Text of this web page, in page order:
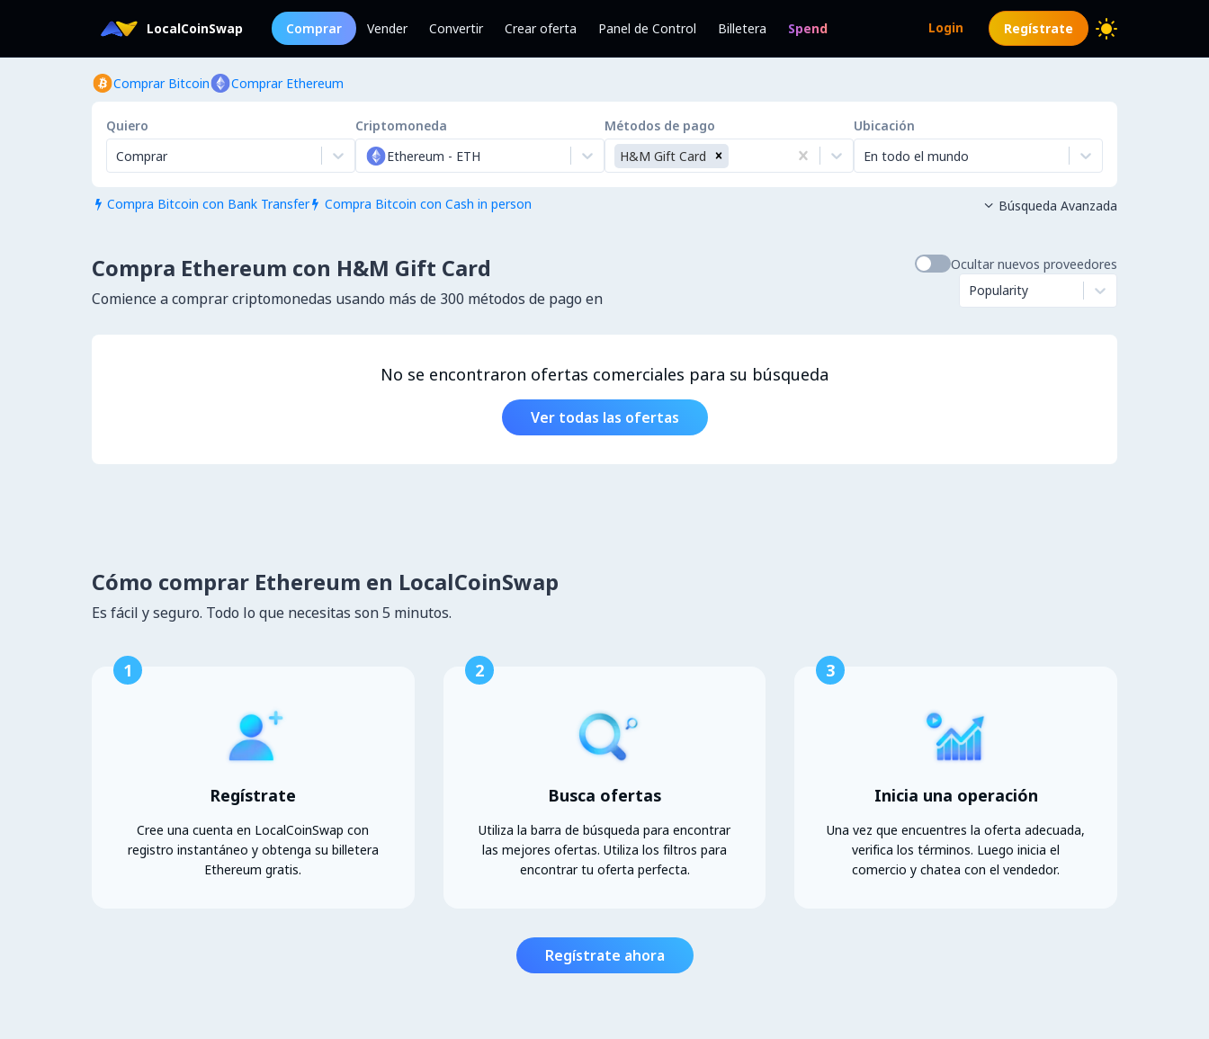
LocalCoinSwap Comprar Vender Convertir Crear oferta Panel de Control Billetera Spend Login Regístrate
Comprar Bitcoin Comprar Ethereum
Quiero
Comprar
Criptomoneda
Ethereum - ETH
Métodos de pago
H&M Gift Card
Ubicación
En todo el mundo
 Compra Bitcoin con Bank Transfer  Compra Bitcoin con Cash in person  Búsqueda Avanzada
Compra Ethereum con H&M Gift Card
Comience a comprar criptomonedas usando más de 300 métodos de pago en
Ocultar nuevos proveedores
Popularity
No se encontraron ofertas comerciales para su búsqueda
Ver todas las ofertas
Cómo comprar Ethereum en LocalCoinSwap
Es fácil y seguro. Todo lo que necesitas son 5 minutos.
1
Regístrate
Cree una cuenta en LocalCoinSwap con
registro instantáneo y obtenga su billetera
Ethereum gratis.
2
Busca ofertas
Utiliza la barra de búsqueda para encontrar
las mejores ofertas. Utiliza los filtros para
encontrar tu oferta perfecta.
3
Inicia una operación
Una vez que encuentres la oferta adecuada,
verifica los términos. Luego inicia el
comercio y chatea con el vendedor.
Regístrate ahora